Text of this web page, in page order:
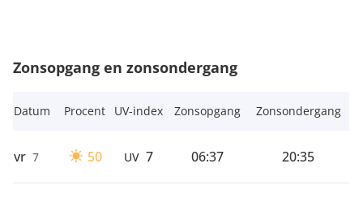
Zonsopgang en zonsondergang
Datum Procent UV-index Zonsopgang Zonsondergang
vr 7 50 UV 7 06:37 20:35